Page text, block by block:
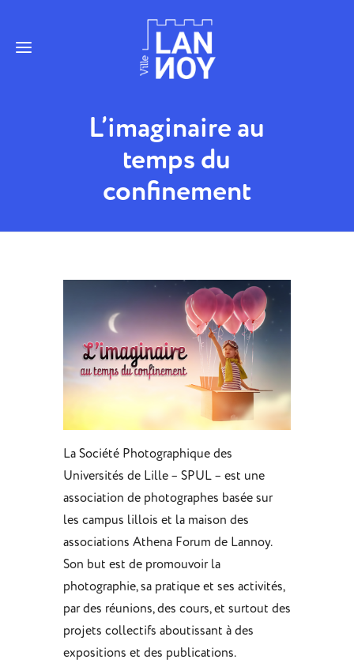
L’imaginaire au
temps du
confinement
La Société Photographique des
Universités de Lille – SPUL – est une
association de photographes basée sur
les campus lillois et la maison des
associations Athena Forum de Lannoy.
Son but est de promouvoir la
photographie, sa pratique et ses activités,
par des réunions, des cours, et surtout des
projets collectifs aboutissant à des
expositions et des publications.